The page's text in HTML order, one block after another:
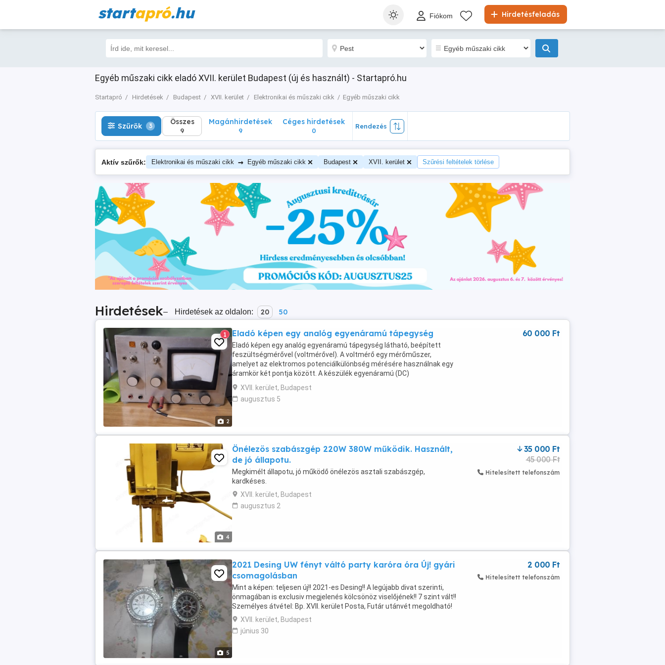
startapró.hu Hirdetésfeladás
Fiókom
Egyéb műszaki cikk eladó XVII. kerület Budapest (új és használt) - Startapró.hu
Startapró Hirdetések Budapest XVII. kerület Elektronikai és műszaki cikk Egyéb műszaki cikk
Szűrők 3 Összes
9
Szűrők 3 Összes
9
Magánhirdetések
9
Céges hirdetések
0
Rendezés
Aktív szűrők: Elektronikai és műszaki cikk → Egyéb műszaki cikk Budapest XVII. kerület Szűrési feltételek törlése
Hirdetések– Hirdetések az oldalon: 20 50
2
1 Eladó képen egy analóg egyenáramú tápegység
Eladó képen egy analóg egyenáramú tápegység látható, beépített
feszültségmérővel (voltmérővel). A voltmérő egy mérőműszer,
amelyet az elektromos potenciálkülönbség mérésére használnak egy
áramkör két pontja között. A készülék egyenáramú (DC)
tápegységként funkcionál. A mérőműszer "V" betűvel ...
XVII. kerület, Budapest
augusztus 5
60 000 Ft
4
Önélezös szabászgép 220W 380W működik. Használt,
de jó állapotu.
Megkimélt állapotu, jó működő önélezös asztali szabászgép,
kardkéses.
XVII. kerület, Budapest
augusztus 2
35 000 Ft
45 000 Ft
Hitelesített telefonszám
5
2021 Desing UW fényt váltó party karóra óra Új! gyári
csomagolásban
Mint a képen: teljesen új!! 2021-es Desing!! A legújabb divat szerinti,
önmagában is exclusiv megjelenés kölcsönöz viselőjének!! 7 szint vált!!
Személyes átvétel: Bp. XVII. kerület Posta, Futár utánvét megoldható!
XVII. kerület, Budapest
június 30
2 000 Ft
Hitelesített telefonszám